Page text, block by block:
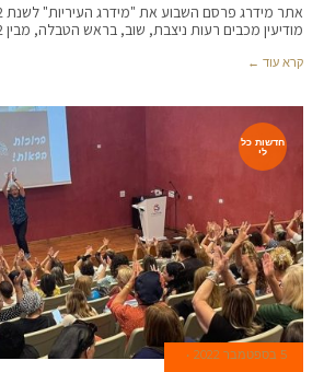
מודיעין מכבים רעות ניצבת, שוב, בראש הטבלה, מבין 22 רשויות
קרא עוד ←
חדשות כל
לי
5 בספטמבר 2022